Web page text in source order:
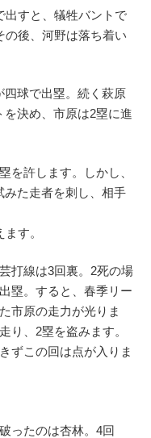
出すと、犠牲バントで
の後、河野は落ち着い
球で出塁。続く萩原
決め、市原は2塁に進
を許します。しかし、
みた走者を刺し、相手
す。
打線は3回裏。2死の場
塁。すると、春季リー
市原の走力が光りま
り、2塁を盗みます。
ずこの回は点が入りま
ったのは杏林。4回